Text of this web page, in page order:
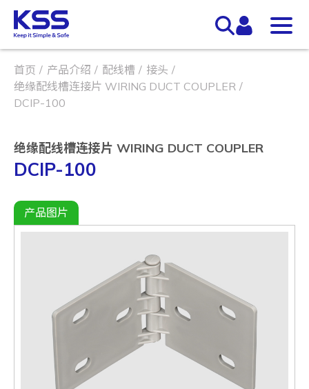
首页 产品介绍 配线槽
接头
绝缘配线槽连接片 WIRING DUCT COUPLER
DCIP-100
绝缘配线槽连接片 WIRING DUCT COUPLER
DCIP-100
产品图片